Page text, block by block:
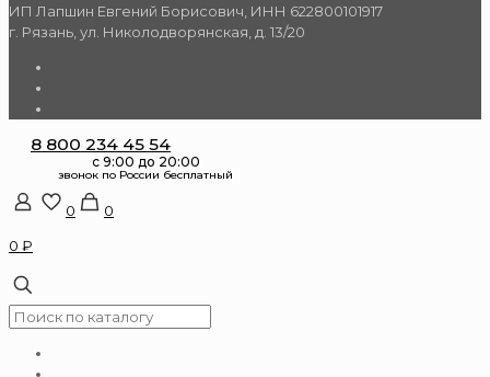
ИП Лапшин Евгений Борисович, ИНН 622800101917
г. Рязань, ул. Николодворянская, д. 13/20
8 800 234 45 54
0
0
0 ₽